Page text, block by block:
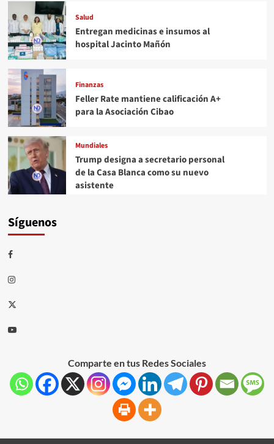
Salud
Entregan medicinas e insumos al
hospital Jacinto Mañón
Finanzas
Feller Rate mantiene calificación A+
para la Asociación Cibao
Mundiales
Trump designa a secretario personal
de la Casa Blanca como su nuevo
asistente
Síguenos
Comparte en tus Redes Sociales